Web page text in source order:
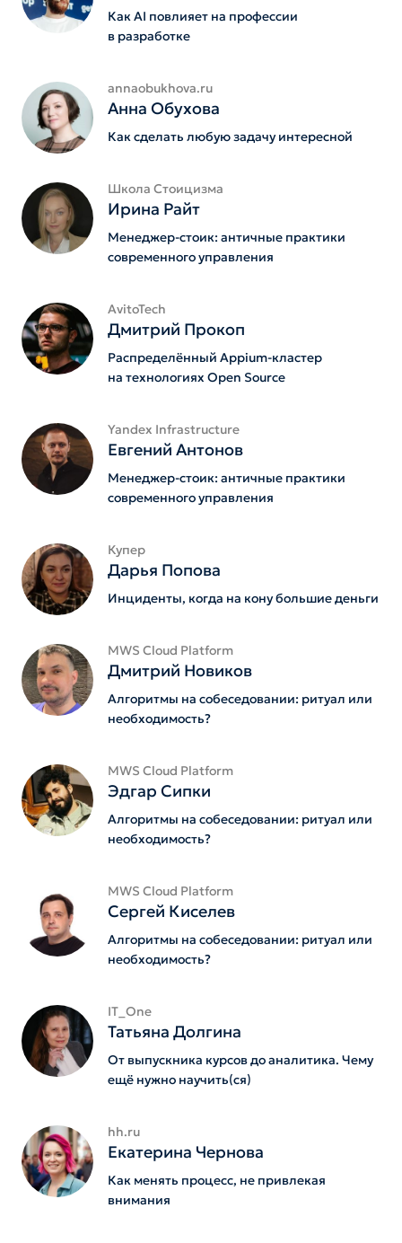
Как AI повлияет на профессии
в разработке
annaobukhova.ru
Анна Обухова
Как сделать любую задачу интересной
Школа Стоицизма
Ирина Райт
Менеджер-стоик: античные практики
современного управления
AvitoTech
Дмитрий Прокоп
Распределённый Appium-кластер
на технологиях Open Source
Yandex Infrastructure
Евгений Антонов
Менеджер-стоик: античные практики
современного управления
Купер
Дарья Попова
Инциденты, когда на кону большие деньги
MWS Cloud Platform
Дмитрий Новиков
Алгоритмы на собеседовании: ритуал или
необходимость?
MWS Cloud Platform
Эдгар Сипки
Алгоритмы на собеседовании: ритуал или
необходимость?
MWS Cloud Platform
Сергей Киселев
Алгоритмы на собеседовании: ритуал или
необходимость?
IT_One
Татьяна Долгина
От выпускника курсов до аналитика. Чему
ещё нужно научить(ся)
hh.ru
Екатерина Чернова
Как менять процесс, не привлекая
внимания